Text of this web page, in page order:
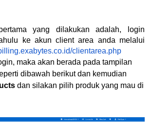
yang dilakukan adalah, login
ke akun client area anda melalui
clientarea.php
maka akan berada pada tampilan
dibawah berikut dan kemudian
dan silakan pilih produk yang mau di